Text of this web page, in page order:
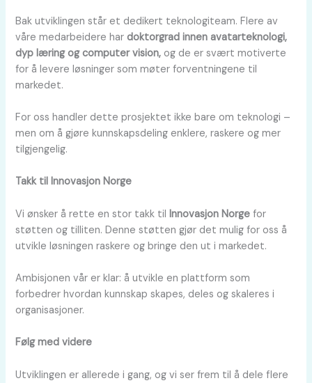
Bak utviklingen står et dedikert teknologiteam. Flere av
våre medarbeidere hardoktorgrad innen avatarteknologi,
dyp læring og computer vision, og de er svært motiverte
for å levere løsninger som møter forventningene til
markedet.
For oss handler dette prosjektet ikke bare om teknologi –
men om å gjøre kunnskapsdeling enklere, raskere og mer
tilgjengelig.
Takk til Innovasjon Norge
Vi ønsker å rette en stor takk til Innovasjon Norgefor
støtten og tilliten. Denne støtten gjør det mulig for oss å
utvikle løsningen raskere og bringe den ut i markedet.
Ambisjonen vår er klar: å utvikle en plattform som
forbedrer hvordan kunnskap skapes, deles og skaleres i
organisasjoner.
Følg med videre
Utviklingen er allerede i gang, og vi ser frem til å dele flere